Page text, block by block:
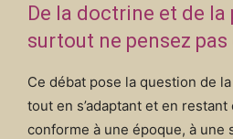
De la doctrine et de
surtout ne pensez
Ce débat pose la question de
tout en s’adaptant et en
conforme à une époque, à une